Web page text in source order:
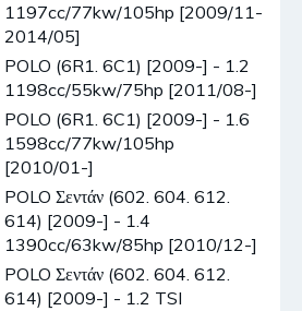
1197cc/77kw/105hp [2009/11-
2014/05]
POLO (6R1. 6C1) [2009-] - 1.2
1198cc/55kw/75hp [2011/08-]
POLO (6R1. 6C1) [2009-] - 1.6
1598cc/77kw/105hp
[2010/01-]
POLO Σεντάν (602. 604. 612.
614) [2009-] - 1.4
1390cc/63kw/85hp [2010/12-]
POLO Σεντάν (602. 604. 612.
614) [2009-] - 1.2 TSI